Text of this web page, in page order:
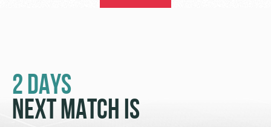
2 DAYS
NEXT MATCH IS